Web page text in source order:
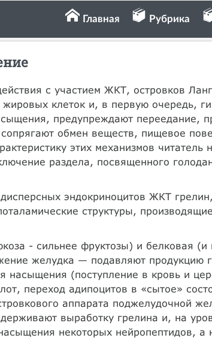
Главная Рубрика
с участием ЖКТ, островков
клеток и, в первую очередь,
предупреждают переедание,
обмен веществ, пищевое
этих механизмов читатель
раздела, посвященного
эндокриноцитов ЖКТ
структуры,
- сильнее фруктозы) и белковая (и
желудка — подавляют продукцию
насыщения (поступление в кровь и
переход адипоцитов в «сытое»
аппарата поджелудочной
выработку грелина и, на
некоторых нейропептидов, а